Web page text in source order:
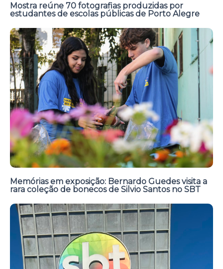
Mostra reúne 70 fotografias produzidas por
estudantes de escolas públicas de Porto Alegre
Memórias em exposição: Bernardo Guedes visita a
rara coleção de bonecos de Silvio Santos no SBT